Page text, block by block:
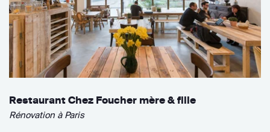
Restaurant Chez Foucher mère & fille
Rénovation à Paris